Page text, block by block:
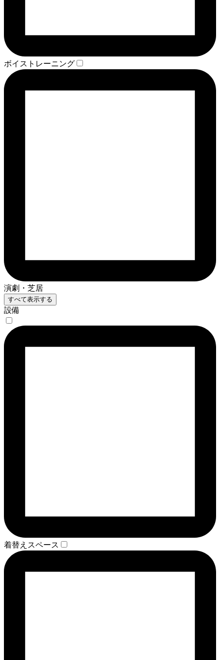
ボイストレーニング
演劇・芝居
すべて表示する
設備
着替えスペース